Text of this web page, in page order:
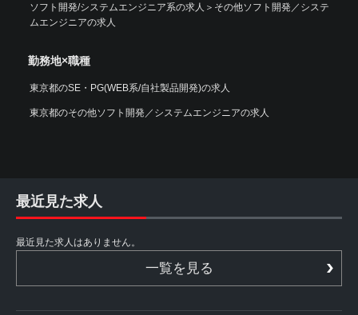
ソフト開発/システムエンジニア系の求人 ＞ その他ソフト開発／システ
ムエンジニアの求人
勤務地×職種
東京都のSE・PG(WEB系/自社製品開発)の求人
東京都のその他ソフト開発／システムエンジニアの求人
最近見た求人
最近見た求人はありません。
一覧を見る